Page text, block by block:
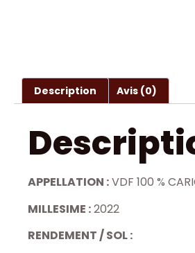
Description Avis (0)
APPELLATION :VDF 100 %
MILLESIME :2022
RENDEMENT / SOL :